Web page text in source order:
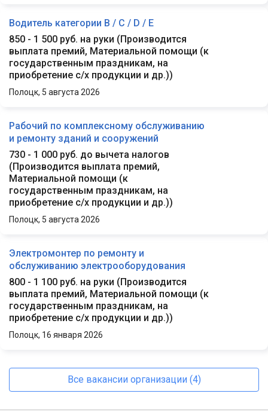
Водитель категории B / С / D / E
850 - 1 500 руб. на руки ( Производится
выплата премий, Материальной помощи (к
государственным праздникам, на
приобретение с/х продукции и др.))
Полоцк, 5 августа 2026
Рабочий по комплексному обслуживанию
и ремонту зданий и сооружений
730 - 1 000 руб. до вычета налогов
(Производится выплата премий,
Материальной помощи (к
государственным праздникам, на
приобретение с/х продукции и др.))
Полоцк, 5 августа 2026
Электромонтер по ремонту и
обслуживанию электрооборудования
800 - 1 100 руб. на руки (Производится
выплата премий, Материальной помощи (к
государственным праздникам, на
приобретение с/х продукции и др.))
Полоцк, 16 января 2026
Все вакансии организации (4)